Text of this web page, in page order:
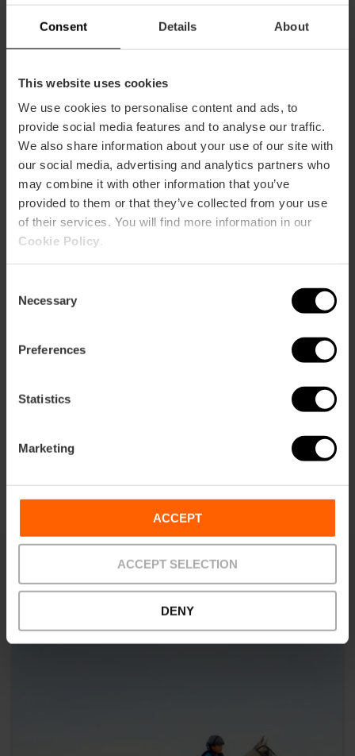
Consent Details About
This website uses cookies
We use cookies to personalise content and ads, to
provide social media features and to analyse our traffic.
We also share information about your use of our site with
our social media, advertising and analytics partners who
may combine it with other information that you’ve
provided to them or that they’ve collected from your use
of their services. You will find more information in our
Cookie Policy
Selection
Necessary
Preferences
Statistics
Marketing
ACCEPT
ACCEPT SELECTION
DENY
Voir la carte
Directions
‘INSCRIRE ET PARTICIPER
Vous pouvez aussi être intéressé